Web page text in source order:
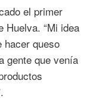
el primer
Huelva. “Mi idea
hacer queso
gente que venía